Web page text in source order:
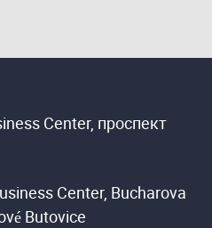
Center, проспект
Center, Bucharova
Butovice